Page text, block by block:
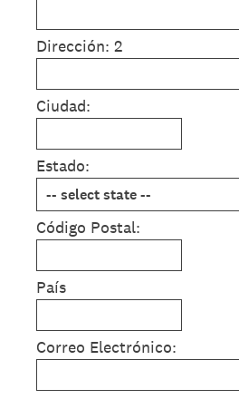
Dirección: 2
Ciudad:
Estado:
Código
País
Correo Electrónico: